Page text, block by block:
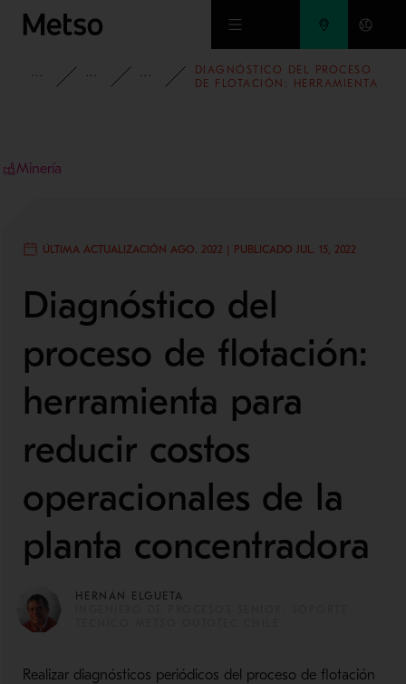
Ir al contenido principal
INFORMACIÓN
BLOG BLOG DE MINERÍA Y METALES
DIAGNÓSTICO DEL PROCESO
DE FLOTACIÓN: HERRAMIENTA
Minería
ÚLTIMA ACTUALIZACIÓN AGO. 2022 | PUBLICADO JUL. 15, 2022
Diagnóstico del
proceso de flotación:
herramienta para
reducir costos
operacionales de la
planta concentradora
HERNÁN ELGUETA
Realizar diagnósticos periódicos del proceso de flotación